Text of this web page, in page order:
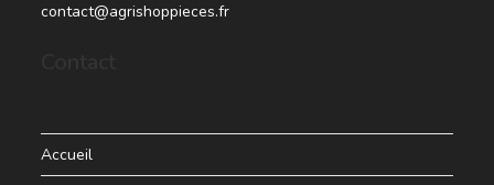
contact@agrishoppieces.fr
Accueil